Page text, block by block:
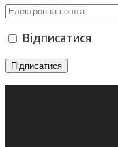
Відписатися